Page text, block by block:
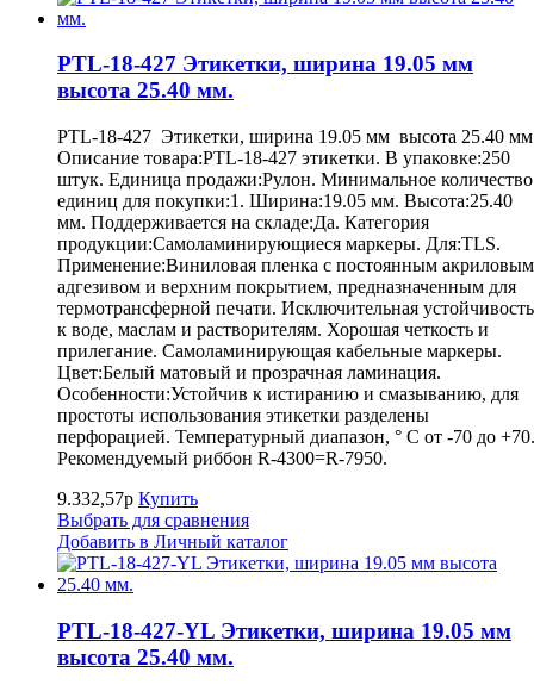
PTL-18-427 Этикетки, ширина 19.05 мм
высота 25.40 мм.
PTL-18-427 Этикетки, ширина 19.05 мм высота 25.40
Описание товара:PTL-18-427 этикетки. В упаковке:250
штук. Единица продажи:Рулон. Минимальное количество
единиц для покупки:1. Ширина:19.05 мм. Высота:25.40
мм. Поддерживается на складе:Да. Категория
продукции:Самоламинирующиеся маркеры. Для:TLS.
Применение:Виниловая пленка с постоянным акриловым
адгезивом и верхним покрытием, предназначенным для
термотрансферной печати. Исключительная устойчивость
к воде, маслам и растворителям. Хорошая четкость и
прилегание. Самоламинирующая кабельные маркеры.
Цвет:Белый матовый и прозрачная ламинация.
Особенности:Устойчив к истиранию и смазыванию, для
простоты использования этикетки разделены
перфорацией. Температурный диапазон, ° С от -70 до +70.
Рекомендуемый риббон R-4300=R-7950.
9.332,57р Купить
Выбрать для сравнения
Добавить в Личный каталог
PTL-18-427-YL Этикетки, ширина 19.05 мм
высота 25.40 мм.